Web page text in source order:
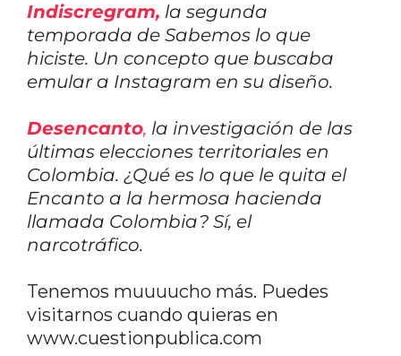
Indiscregram, la segunda
temporada de Sabemos lo que
hiciste. Un concepto que buscaba
emular a Instagram en su diseño.
Desencanto, la investigación de las
últimas elecciones territoriales en
Colombia. ¿Qué es lo que le quita el
Encanto a la hermosa hacienda
llamada Colombia? Sí, el
narcotráfico.
Tenemos muuuucho más. Puedes
visitarnos cuando quieras en
www.cuestionpublica.com